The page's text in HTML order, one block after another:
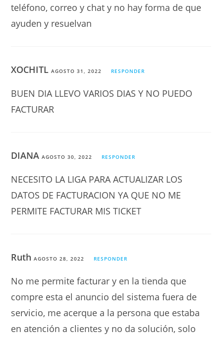
teléfono, correo y chat y no hay forma de que
ayuden y resuelvan
XOCHITLAGOSTO 31, 2022 RESPONDER
BUEN DIA LLEVO VARIOS DIAS Y NO PUEDO
FACTURAR
DIANAAGOSTO 30, 2022 RESPONDER
NECESITO LA LIGA PARA ACTUALIZAR LOS
DATOS DE FACTURACION YA QUE NO ME
PERMITE FACTURAR MIS TICKET
RuthAGOSTO 28, 2022 RESPONDER
No me permite facturar y en la tienda que
compre esta el anuncio del sistema fuera de
servicio, me acerque a la persona que estaba
en atención a clientes y no da solución, solo